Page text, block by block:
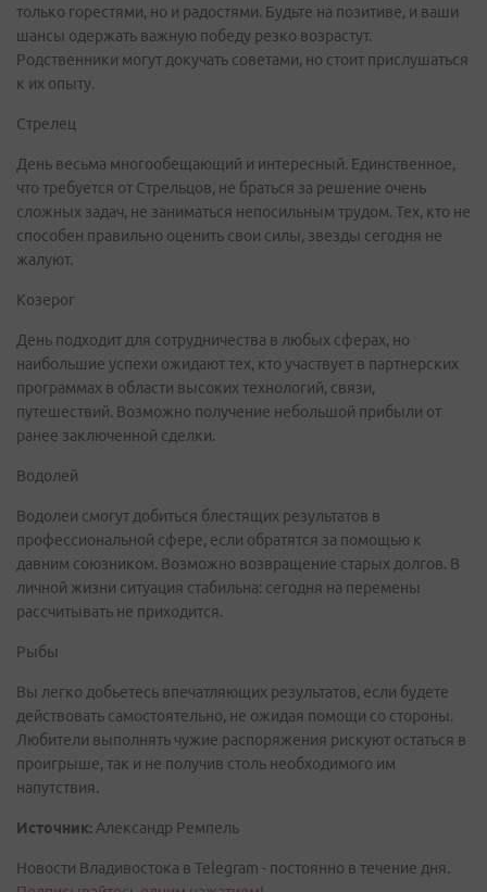
только горестями, но и радостями. Будьте на позитиве, и ваши
шансы одержать важную победу резко возрастут.
Родственники могут докучать советами, но стоит прислушаться
к их опыту.
Стрелец
День весьма многообещающий и интересный. Единственное,
что требуется от Стрельцов, не браться за решение очень
сложных задач, не заниматься непосильным трудом. Тех, кто не
способен правильно оценить свои силы, звезды сегодня не
жалуют.
Козерог
День подходит для сотрудничества в любых сферах, но
наибольшие успехи ожидают тех, кто участвует в партнерских
программах в области высоких технологий, связи,
путешествий. Возможно получение небольшой прибыли от
ранее заключенной сделки.
Водолей
Водолеи смогут добиться блестящих результатов в
профессиональной сфере, если обратятся за помощью к
давним союзником. Возможно возвращение старых долгов. В
личной жизни ситуация стабильна: сегодня на перемены
рассчитывать не приходится.
Рыбы
Вы легко добьетесь впечатляющих результатов, если будете
действовать самостоятельно, не ожидая помощи со стороны.
Любители выполнять чужие распоряжения рискуют остаться в
проигрыше, так и не получив столь необходимого им
напутствия.
Источник: Александр Ремпель
Новости Владивостока в Telegram - постоянно в течение дня.